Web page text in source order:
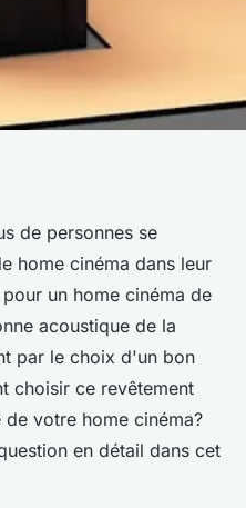
un
pour un
améliore
de personnes se
home cinéma dans leur
un home cinéma de
acoustique de la
par le choix d'un bon
choisir ce revêtement
votre home cinéma?
en détail dans cet